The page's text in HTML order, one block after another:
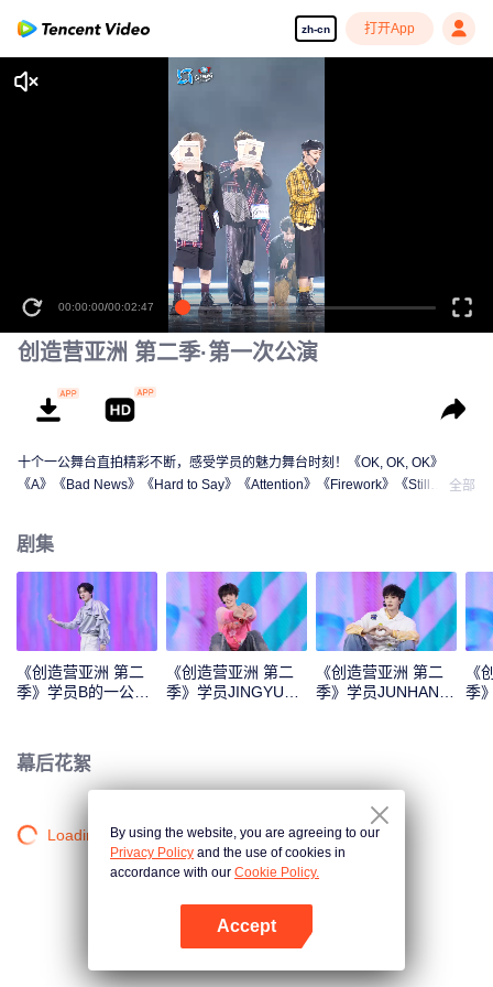
zh-cn 打开App
00:00:00/00:02:47
创造营亚洲 第二季·第一次公演
十个一公舞台直拍精彩不断，感受学员的魅力舞台时刻！《OK, OK, OK》
《A》《Bad News》《Hard to Say》《Attention》《Firework》《Still
全部
剧集
《创造营亚洲 第二
季》学员B的一公直
《创造营亚洲 第二
季》学员JINGYU的
《创造营亚洲 第二
季》学员JUNHAN的
《
季
幕后花絮
Loading…By using the website, you are agreeing to our
Privacy Policy and the use of cookies in
accordance with our Cookie Policy.
Accept